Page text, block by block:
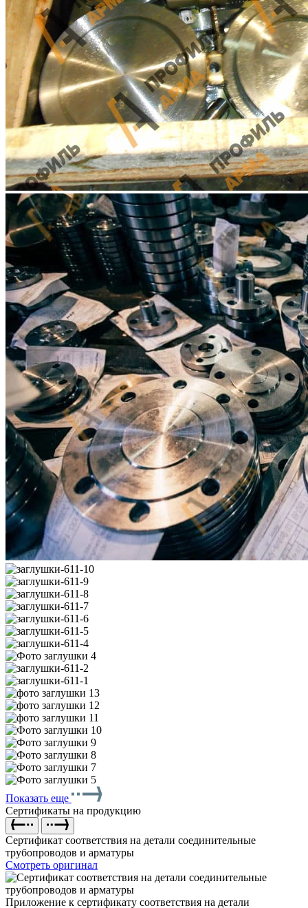
Показать еще
Сертификаты на продукцию
Сертификат соответствия на детали соединительные
трубопроводов и арматуры
Смотреть оригинал
Приложение к сертификату соответствия на детали